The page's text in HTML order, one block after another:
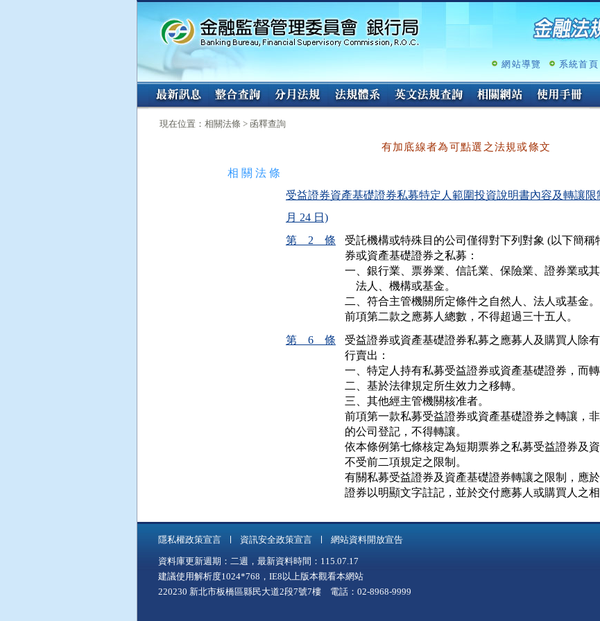
跳
容
網站導覽 系統首頁
:::
現在位置：相關法條 > 函釋查詢
有加底線者為可點選之法規或條文
相 關 法 條
受益證券資產基礎證券私募特定人範圍投資說明書內容及轉讓限
月 24 日)
第 2 條
受託機構或特殊目的公司僅得對下列對象 (以下簡稱
券或資產基礎證券之私募：
一、銀行業、票券業、信託業、保險業、證券業或
    法人、機構或基金。
二、符合主管機關所定條件之自然人、法人或基金。
前項第二款之應募人總數，不得超過三十五人。
第 6 條
受益證券或資產基礎證券私募之應募人及購買人除
行賣出：
一、特定人持有私募受益證券或資產基礎證券，而轉
二、基於法律規定所生效力之移轉。
三、其他經主管機關核准者。
前項第一款私募受益證券或資產基礎證券之轉讓，
的公司登記，不得轉讓。
依本條例第七條核定為短期票券之私募受益證券及
不受前二項規定之限制。
有關私募受益證券及資產基礎證券轉讓之限制，應
隱私權政策宣言 資訊安全政策宣言 網站資料開放宣告
資料庫更新週期：二週，最新資料時間：115.07.17
建議使用解析度1024*768，IE8以上版本觀看本網站
220230 新北市板橋區縣民大道2段7號7樓 電話：02-8968-9999